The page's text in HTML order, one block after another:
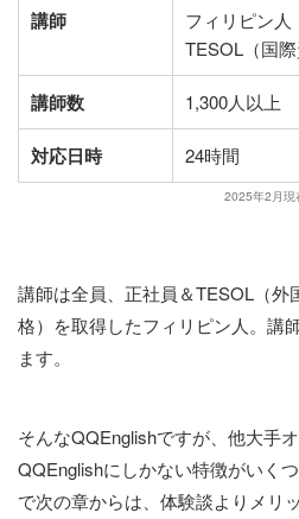
講師
フィリピン人
TESOL（国
講師数 1,300人以上
対応日時 24時間
2025年2月現
講師は全員、正社員＆TESOL（外
格）を取得したフィリピン人。講
ます。
そんなQQEnglishですが、他大手
QQEnglishにしかない特徴がいく
で次の章からは、体験談よりメリ